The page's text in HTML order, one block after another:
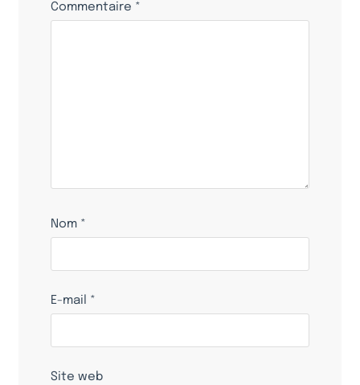
Commentaire *
Nom *
E-mail *
Site web